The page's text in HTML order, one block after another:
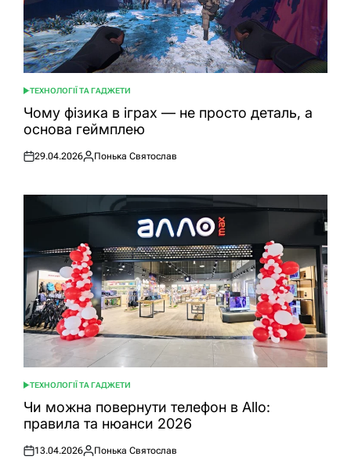
ОПУБЛІКУВАТИ
У
ТЕХНОЛОГІЇ ТА ГАДЖЕТИ
Чому фізика в іграх — не просто деталь, а
основа геймплею
Оприлюднено
29.04.2026
Опубліковано
Понька Святослав
ОПУБЛІКУВАТИ
У
ТЕХНОЛОГІЇ ТА ГАДЖЕТИ
Чи можна повернути телефон в Allo:
правила та нюанси 2026
Оприлюднено
13.04.2026
Опубліковано
Понька Святослав